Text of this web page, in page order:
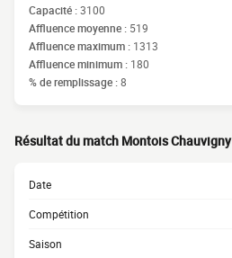
Capacité :3100
Affluence moyenne : 519
Affluence maximum : 1313
Affluence minimum : 180
% de remplissage :8
Résultat du match Montois Chauvigny
Date
Compétition
Saison